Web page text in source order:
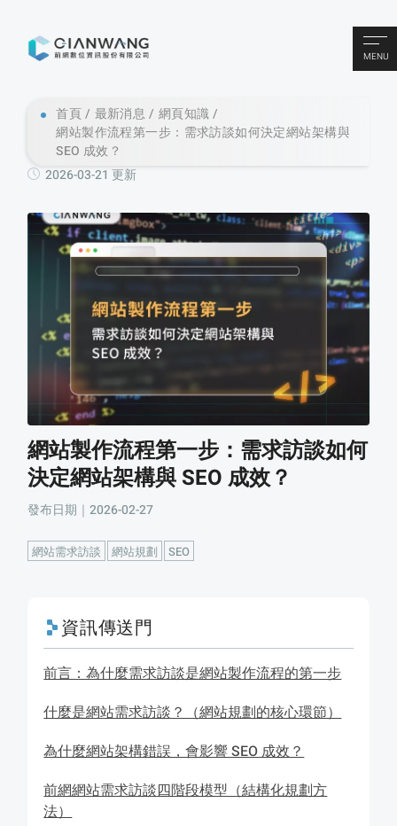
MENU
首頁 最新消息
網頁知識
網站製作流程第一步：需求訪談如何決定網站架構與
SEO 成效？
2026-03-21 更新
網站製作流程第一步：需求訪談如何
決定網站架構與 SEO 成效？
發布日期｜2026-02-27
網站需求訪談 網站規劃 SEO
資訊傳送門
前言：為什麼需求訪談是網站製作流程的第一步
什麼是網站需求訪談？（網站規劃的核心環節）
為什麼網站架構錯誤，會影響 SEO 成效？
前網網站需求訪談四階段模型（結構化規劃方
法）